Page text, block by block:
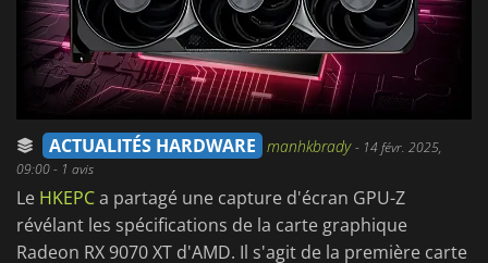
ACTUALITÉS HARDWARE manhkbrady- 14 févr. 2025,
09:00- 1 avis
Le HKEPCa partagé une capture d'écran GPU-Z
révélant les spécifications de la carte graphique
Radeon RX 9070 XT d'AMD. Il s'agit de la première carte